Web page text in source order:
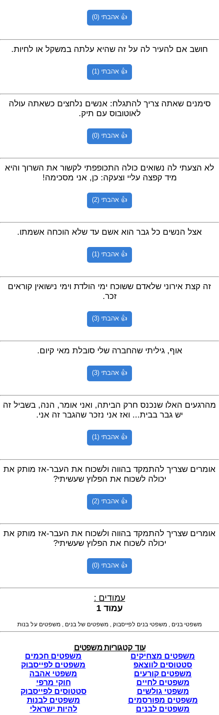
👍 אהבתי (0)
חושב אם להעיר לה על זה שהיא עלתה במשקל או לחיות.
👍 אהבתי (1)
סימנים שאתה צריך להתגלח: אנשים נלחצים כשאתה עולה
לאוטובוס עם תיק.
👍 אהבתי (0)
לא הצעתי לה נשואים כולה התכופפתי לקשור את השרוך והיא
מיד קפצה עליי וצעקה: כן, אני מסכימה!
👍 אהבתי (2)
אצל הנשים כל גבר הוא אשם עד שלא הוכחה אשמתו.
👍 אהבתי (1)
זה קצת אירוני שלאדם ששוכח ימי הולדת וימי נישואין קוראים
זכר.
👍 אהבתי (3)
אוף, גיליתי שהחברה שלי סובלת מאי קיום.
👍 אהבתי (3)
מהרגעים האלו שנכנס חרק הביתה, ואני אומר, הנה, בשביל זה
יש גבר בבית... ואז אני נזכר שהגבר זה אני.
👍 אהבתי (1)
אומרים שצריך להתמקד בהווה ולשכוח את העבר-אז מותק את
יכולה לשכוח את הפלוץ שעשיתי?
👍 אהבתי (2)
אומרים שצריך להתמקד בהווה ולשכוח את העבר-אז מותק את
יכולה לשכוח את הפלוץ שעשיתי?
👍 אהבתי (0)
עמודים :
עמוד 1
משפטי בנים , משפטי בנים לפייסבוק , משפטים של בנים , משפטים על בנות
עוד קטגוריות משפטים
משפטים מצחיקים
משפטים חכמים
סטטוסים לווצאפ
משפטים לפייסבוק
משפטים קורעים
משפטי אהבה
משפטים לחיים
חוקי מרפי
משפטי גולשים
סטטוסים לפייסבוק
משפטים מפורסמים
משפטים לבנות
משפטים לבנים
להיות ישראלי